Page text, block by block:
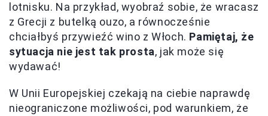
lotnisku. Na przykład, wyobraź sobie, że wracasz
z Grecji z butelką ouzo, a równocześnie
chciałbyś przywieźć wino z Włoch. Pamiętaj, że
sytuacja nie jest tak prosta, jak może się
wydawać!
W Unii Europejskiej czekają na ciebie naprawdę
nieograniczone możliwości, pod warunkiem, że